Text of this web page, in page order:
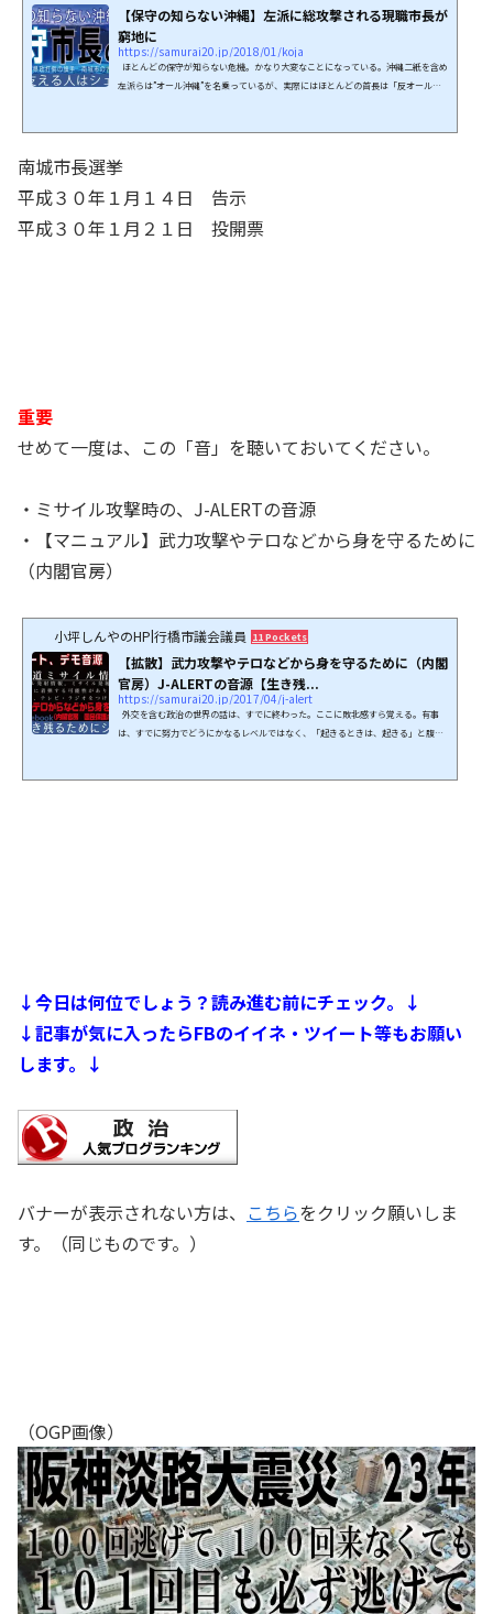
【保守の知らない沖縄】左派に総攻撃される現職市長が
窮地に
https://samurai20.jp/2018/01/koja
ほとんどの保守が知らない危機。かなり大変なことになっている。沖縄二紙を含め
左派らは”オール沖縄”を名乗っているが、実際にはほとんどの首長は「反オール沖
のみならず、日本に住む全ての国民の願いだと考えている。仮に翁長県政が二期目
南城市長選挙
平成３０年１月１４日 告示
平成３０年１月２１日 投開票
重要
せめて一度は、この「音」を聴いておいてください。
・ミサイル攻撃時の、J-ALERTの音源
・【マニュアル】武力攻撃やテロなどから身を守るために
（内閣官房）
小坪しんやのHP|行橋市議会議員 11 Pockets
【拡散】武力攻撃やテロなどから身を守るために（内閣
官房）J-ALERTの音源【生き残...
https://samurai20.jp/2017/04/j-alert
外交を含む政治の世界の話は、すでに終わった。ここに敗北感すら覚える。有事
は、すでに努力でどうにかなるレベルではなく、「起きるときは、起きる」と腹を
↓今日は何位でしょう？読み進む前にチェック。↓
↓記事が気に入ったらFBのイイネ・ツイート等もお願い
します。↓
バナーが表示されない方は、 こちらをクリック願いしま
す。（同じものです。）
（OGP画像）